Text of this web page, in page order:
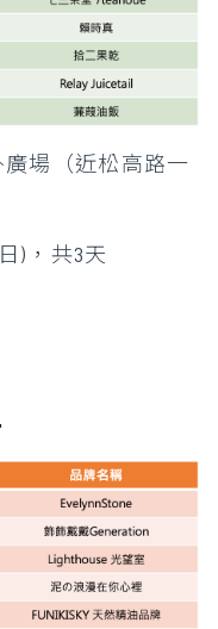
場（近松高路一
)，共3天